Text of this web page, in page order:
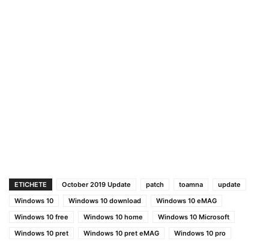
ETICHETE October 2019 Update patch toamna
update
Windows 10
Windows 10 download
Windows 10 eMAG
Windows 10 free
Windows 10 home
Windows 10 Microsoft
Windows 10 pret
Windows 10 pret eMAG
Windows 10 pro